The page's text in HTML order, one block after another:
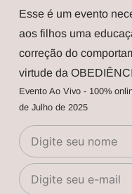
Esse é um evento
aos filhos uma
correção do
virtude da
Evento Ao Vivo - 100%
de Julho de 2025